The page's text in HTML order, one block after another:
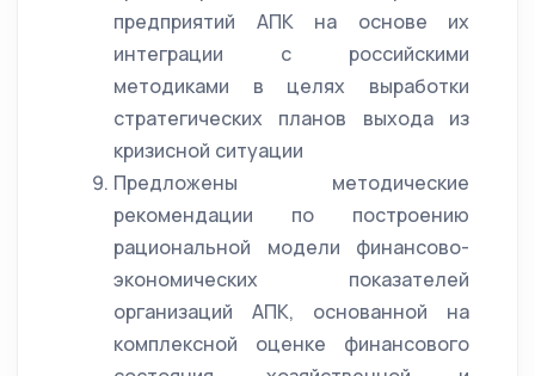
предприятий АПК на основе их
интеграции с российскими
методиками в целях выработки
стратегических планов выхода из
кризисной ситуации
Предложены методические
рекомендации по построению
рациональной модели финансово-
экономических показателей
организаций АПК, основанной на
комплексной оценке финансового